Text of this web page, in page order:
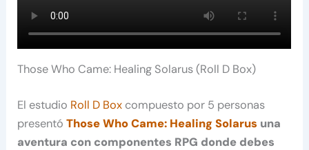
Those Who Came: Healing Solarus (Roll D Box)
El estudio Roll D Box compuesto por 5 personas
presentóThose Who Came: Healing Solarus una
aventura con componentes RPG donde debes